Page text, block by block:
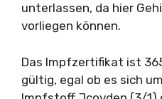
unterlassen, da hier
vorliegen können.
Das Impfzertifikat ist
gültig, egal ob es sich